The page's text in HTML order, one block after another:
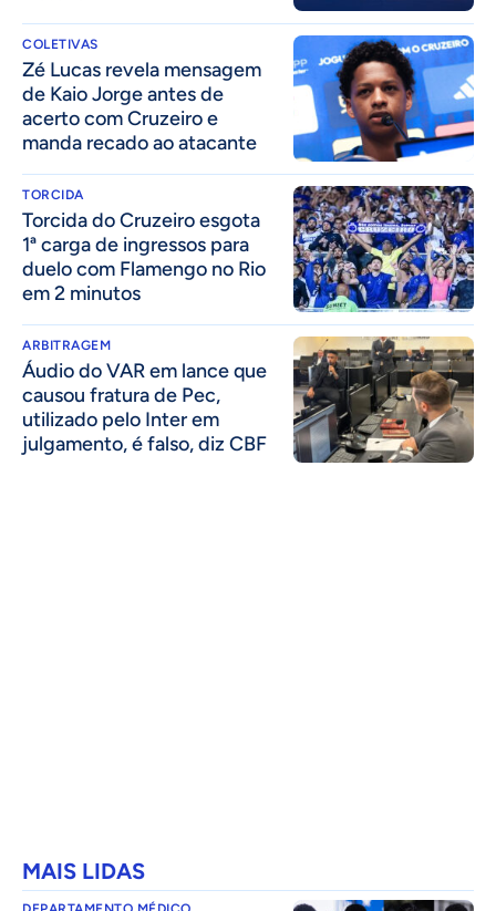
COLETIVAS
Zé Lucas revela mensagem
de Kaio Jorge antes de
acerto com Cruzeiro e
manda recado ao atacante
TORCIDA
Torcida do Cruzeiro esgota
1ª carga de ingressos para
duelo com Flamengo no Rio
em 2 minutos
ARBITRAGEM
Áudio do VAR em lance que
causou fratura de Pec,
utilizado pelo Inter em
julgamento, é falso, diz CBF
MAIS LIDAS